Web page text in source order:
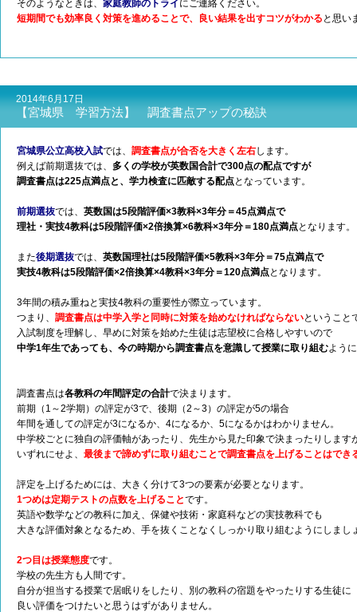
そのようなときは、 家庭教師のトライにご連絡ください。
短期間でも効率良く対策を進めることで、良い結果を出すコツがわかる と思い
2014年6月17日
【宮城県 学習方法】 調査書点アップの秘訣
宮城県公立高校入試では、 調査書点が合否を大きく左右します。
例えば前期選抜では、 多くの学校が英数国合計で300点の配点ですが
調査書点は225点満点と、学力検査に匹敵する配点となっています。
前期選抜では、 英数国は5段階評価×3教科×3年分＝45点満点で
理社・実技4教科は5段階評価×2倍換算×6教科×3年分＝180点満点となります。
また後期選抜では、 英数国理社は5段階評価×5教科×3年分＝75点満点で
実技4教科は5段階評価×2倍換算×4教科×3年分＝120点満点となります。
3年間の積み重ねと実技4教科の重要性が際立っています。
つまり、 調査書点は中学入学と同時に対策を始めなければならないということ
入試制度を理解し、早めに対策を始めた生徒は志望校に合格しやすいので
中学1年生であっても、今の時期から調査書点を意識して授業に取り組むよう
調査書点は各教科の年間評定の合計で決まります。
前期（1～2学期）の評定が3で、後期（2～3）の評定が5の場合
年間を通しての評定が3になるか、4になるか、5になるかはわかりません。
中学校ごとに独自の評価軸があったり、先生から見た印象で決まったりします
いずれにせよ、 最後まで諦めずに取り組むことで調査書点を上げることはでき
評定を上げるためには、大きく分けて3つの要素が必要となります。
1つめは定期テストの点数を上げることです。
英語や数学などの教科に加え、保健や技術・家庭科などの実技教科でも
大きな評価対象となるため、手を抜くことなくしっかり取り組むようにしまし
2つ目は授業態度です。
学校の先生方も人間です。
自分が担当する授業で居眠りをしたり、別の教科の宿題をやったりする生徒に
良い評価をつけたいと思うはずがありません。